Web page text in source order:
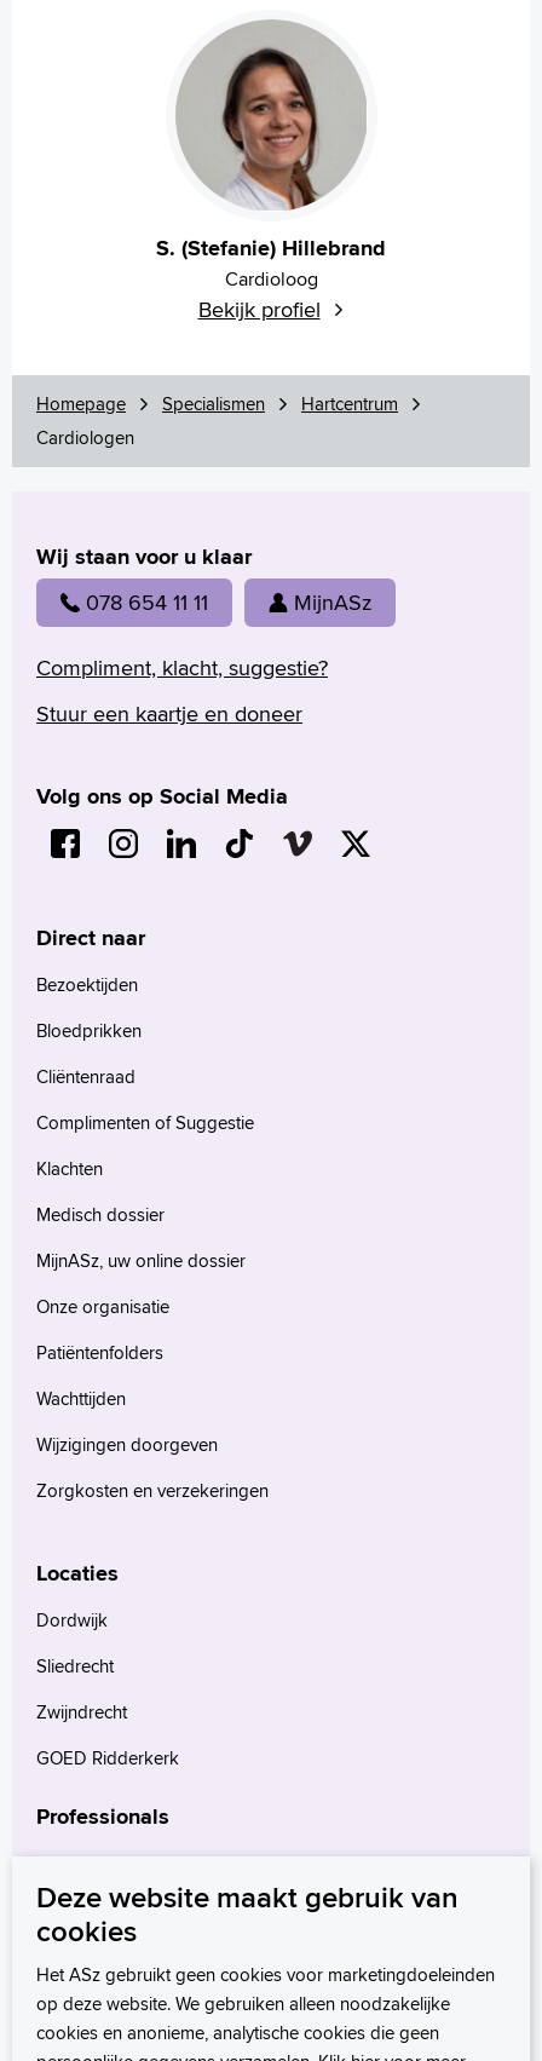
S. (Stefanie) Hillebrand
Cardioloog
Bekijk profiel
Homepage Specialismen
Hartcentrum
Cardiologen
Wij staan voor u klaar
078 654 11 11 MijnASz
Compliment, klacht, suggestie?
Stuur een kaartje en doneer
Volg ons op Social Media
Direct naar
Bezoektijden
Bloedprikken
Cliëntenraad
Complimenten of Suggestie
Klachten
Medisch dossier
MijnASz, uw online dossier
Onze organisatie
Patiëntenfolders
Wachttijden
Wijzigingen doorgeven
Zorgkosten en verzekeringen
Locaties
Dordwijk
Sliedrecht
Zwijndrecht
GOED Ridderkerk
Professionals
Verwijzers
Wetenschappelijk onderzoek
Deze website maakt gebruik van
cookies
Het ASz gebruikt geen cookies voor marketingdoeleinden
op deze website. We gebruiken alleen noodzakelijke
cookies en anonieme, analytische cookies die geen